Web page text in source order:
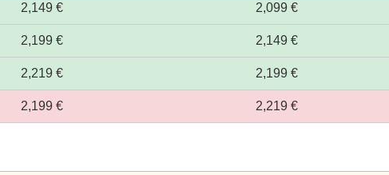
2,149 € 2,099 €
2,199 € 2,149 €
2,219 € 2,199 €
2,199 € 2,219 €